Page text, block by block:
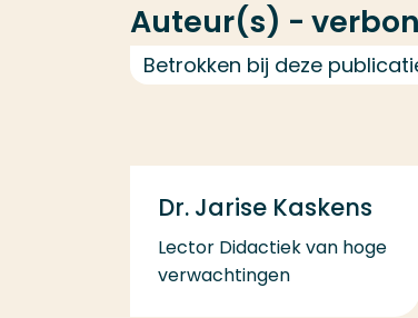
Auteur(s) -
Betrokken bij deze
Dr. Jarise Kaskens
Lector Didactiek van hoge
verwachtingen